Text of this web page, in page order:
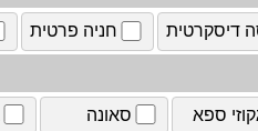
דיסקרטית חניה פרטית
ספא סאונה